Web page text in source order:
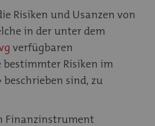
Risiken und Usanzen von
in der unter dem
verfügbaren
bestimmter Risiken im
sind, zu
Finanzinstrument